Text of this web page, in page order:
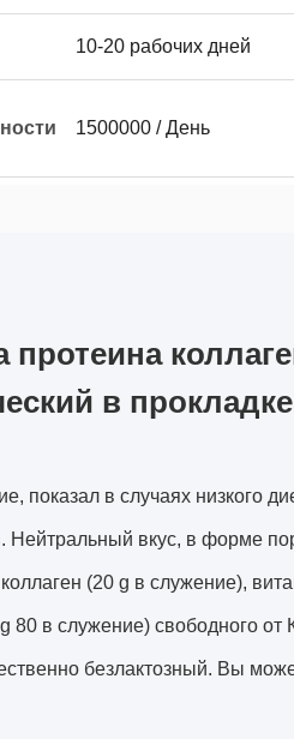
10-20 рабочих дней
1500000 / День
в прокладке
показал в случаях низкого
Нейтральный вкус, в форме
(20 g в служение),
80 в служение) свободного от
безлактозный. Вы